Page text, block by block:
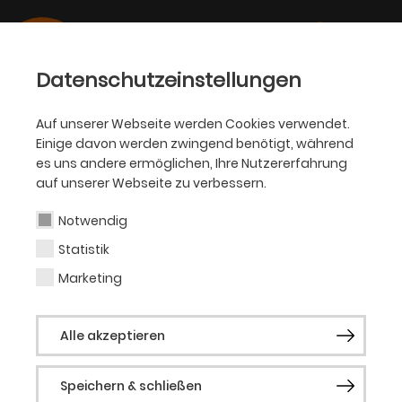
Datenschutzeinstellungen
Auf unserer Webseite werden Cookies verwendet.
Einige davon werden zwingend benötigt, während
es uns andere ermöglichen, Ihre Nutzererfahrung
auf unserer Webseite zu verbessern.
Notwendig
Statistik
Marketing
Alle akzeptieren
Speichern & schließen
THEATER DORTMUND
Über uns
Das Theater Dortmund zählt zu den
innovativsten
Dortmund über Gastspiele an renommierten
Häusern, herausragende künstlerische
Qualitäten, Nachwuchsförderung, Digitale
Zukunftsforschung und mehr als 40